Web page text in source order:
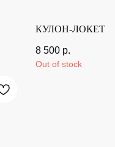
КУЛОН-ЛОКЕТ
8 500 р.
Out of stock